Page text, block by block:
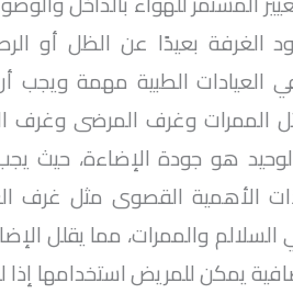
الغرفة بعيدًا عن الظل أو
العيادات الطبية مهمة
الممرات وغرف المرضى وغرف
الوحيد هو جودة الإضاءة،
الأهمية القصوى مثل غرف
والممرات، مما يقلل
يمكن للمريض استخدامها إذا